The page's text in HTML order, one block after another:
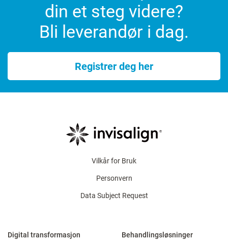
din et steg videre?
Bli leverandør i dag.
Registrer deg her
Vilkår for Bruk
Personvern
Data Subject Request
Digital transformasjon Behandlingsløsninger